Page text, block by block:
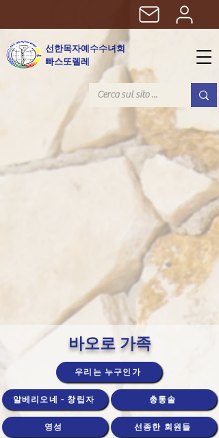
선한목자예수수녀회
빠스또렐레
바오로 가족
우리는 누구인가
알베리오네 - 창립자 총통솔
영성 선종한 회원들